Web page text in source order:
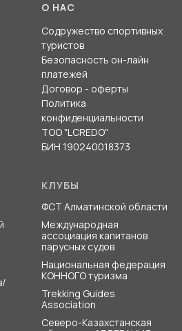
Содружество спортивных
туристов
Безопасность он-лайн
платежей
Договор - оферты
Политика
конфиденциальности
ТОО "LCREDO"
БИН 190240018373
ФСТ Алматинской области
Международная
парусных судов
Национальная федерация
Trekking Guides
Северо-Казахстанская
АЛЬПИНИЗМА... и